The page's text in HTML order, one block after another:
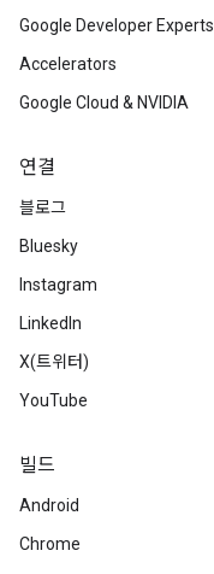
Google Developer Experts
Accelerators
Google Cloud & NVIDIA
연결
블로그
Bluesky
Instagram
LinkedIn
X(트위터)
YouTube
빌드
Android
Chrome